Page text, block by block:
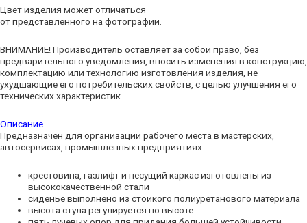
Цвет изделия может отличаться
от представленного на фотографии.
ВНИМАНИЕ! Производитель оставляет за собой право, без
предварительного уведомления, вносить изменения в конструкцию,
комплектацию или технологию изготовления изделия, не
ухудшающие его потребительских свойств, с целью улучшения его
технических характеристик.
Описание
Предназначен для организации рабочего места в мастерских,
автосервисах, промышленных предприятиях.
крестовина, газлифт и несущий каркас изготовлены из
высококачественной стали
сиденье выполнено из стойкого полиуретанового материала
высота стула регулируется по высоте